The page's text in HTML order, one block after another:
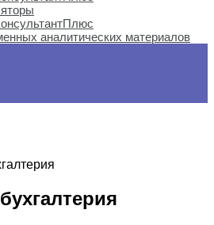
аналитических материалов